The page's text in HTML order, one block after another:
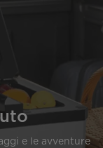
e le avventure